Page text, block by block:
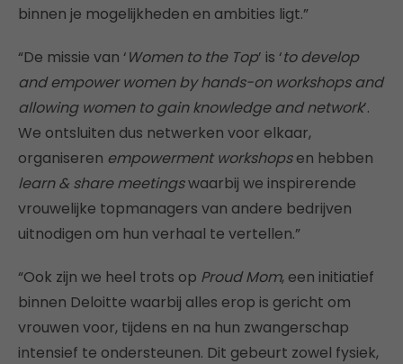
binnen je mogelijkheden en ambities ligt.”
“De missie van ‘Women to the Top’ is ‘to develop
and empower women by hands-on workshops and
allowing women to gain knowledge and network’.
We ontsluiten dus netwerken voor elkaar,
organiseren empowerment workshopsen hebben
learn & share meetingswaarbij we inspirerende
vrouwelijke topmanagers van andere bedrijven
uitnodigen om hun verhaal te vertellen.”
“Ook zijn we heel trots op Proud Mom, een initiatief
binnen Deloitte waarbij alles erop is gericht om
vrouwen voor, tijdens en na hun zwangerschap
intensief te ondersteunen. Dit gebeurt zowel fysiek,